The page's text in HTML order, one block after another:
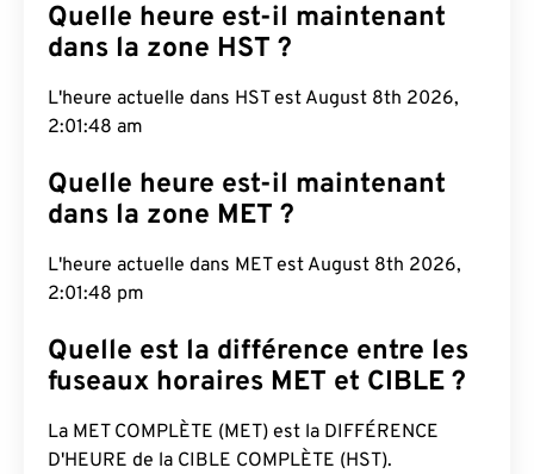
Quelle heure est-il maintenant
dans la zone HST ?
L'heure actuelle dans HST est August 8th 2026,
2:01:49 am
Quelle heure est-il maintenant
dans la zone MET ?
L'heure actuelle dans MET est August 8th 2026,
2:01:49 pm
Quelle est la différence entre les
fuseaux horaires MET et CIBLE ?
La MET COMPLÈTE (MET) est la DIFFÉRENCE
D'HEURE de la CIBLE COMPLÈTE (HST).